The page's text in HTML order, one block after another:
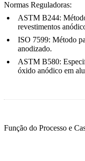
Normas Reguladoras:
ASTM B244:
revestimentos
ISO 7599: Método
anodizado.
ASTM B580:
óxido anódico em
Função do Processo e